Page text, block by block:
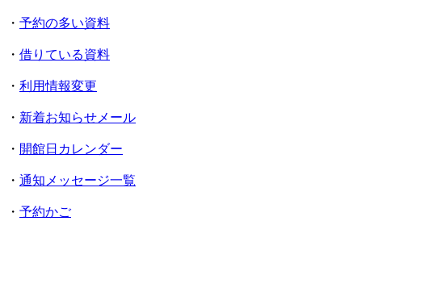
・ 予約の多い資料
・ 借りている資料
・ 利用情報変更
・ 新着お知らせメール
・ 開館日カレンダー
・ 通知メッセージ一覧
・ 予約かご